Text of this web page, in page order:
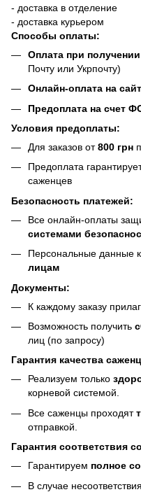
- доставка в отделение
- доставка курьером
Способы оплаты:
Оплата при получении
Почту или Укрпочту)
Онлайн-оплата на
Предоплата на счет
Условия предоплаты:
Для заказов от800 грн
Предоплата
саженцев
Безопасность платежей:
Все онлайн-оплаты
системами
Персональные данные
лицам
Документы:
К каждому заказу
Возможность получить
лиц (по запросу)
Гарантия качества
Реализуем только
корневой системой.
Все саженцы проходят
отправкой.
Гарантия соответствия
Гарантируем полное
В случае